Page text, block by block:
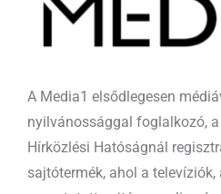
A Media1 elsődlegesen
nyilvánossággal foglalkozó,
Hírközlési Hatóságnál
sajtótermék, ahol a televíziók,